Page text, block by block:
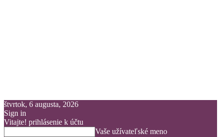
štvrtok, 6 augusta, 2026
Sign in
Vitajte! prihlásenie k účtu
Vaše užívateľské meno